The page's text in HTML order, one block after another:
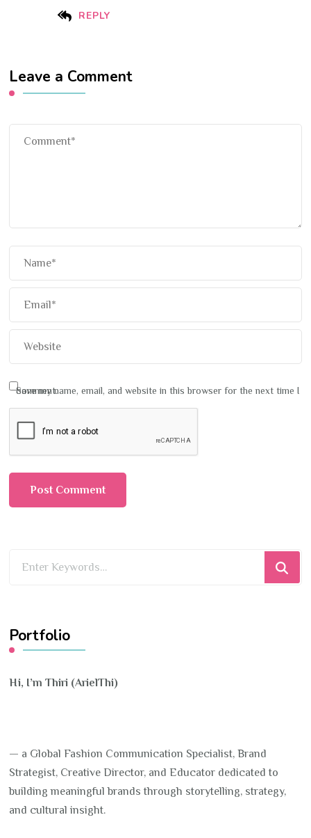
REPLY
Leave a Comment
Save my name, email, and website in this browser for the next time I comment.
Portfolio
Hi, I’m Thiri (ArielThi)
— a Global Fashion Communication Specialist, Brand
Strategist, Creative Director, and Educator dedicated to
building meaningful brands through storytelling, strategy,
and cultural insight.